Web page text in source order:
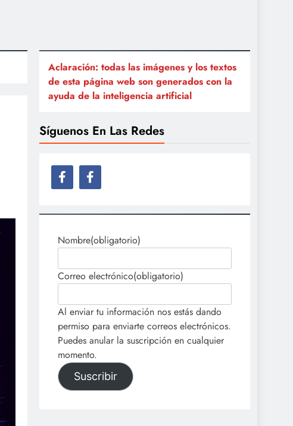
Aclaración: todas las imágenes y los textos
de esta página web son generados con la
ayuda de la inteligencia artificial
Síguenos En Las Redes
Nombre(obligatorio)
Correo electrónico(obligatorio)
Al enviar tu información nos estás dando
permiso para enviarte correos electrónicos.
Puedes anular la suscripción en cualquier
momento.
Suscribir